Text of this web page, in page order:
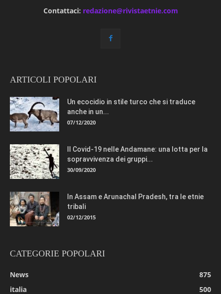
Contattaci: redazione@rivistaetnie.com
ARTICOLI POPOLARI
Un ecocidio in stile turco che si traduce
anche in un...
07/12/2020
Il Covid-19 nelle Andamane: una lotta per la
sopravvivenza dei gruppi...
30/09/2020
In Assam e Arunachal Pradesh, tra le etnie
tribali
02/12/2015
CATEGORIE POPOLARI
News
875
italia
500